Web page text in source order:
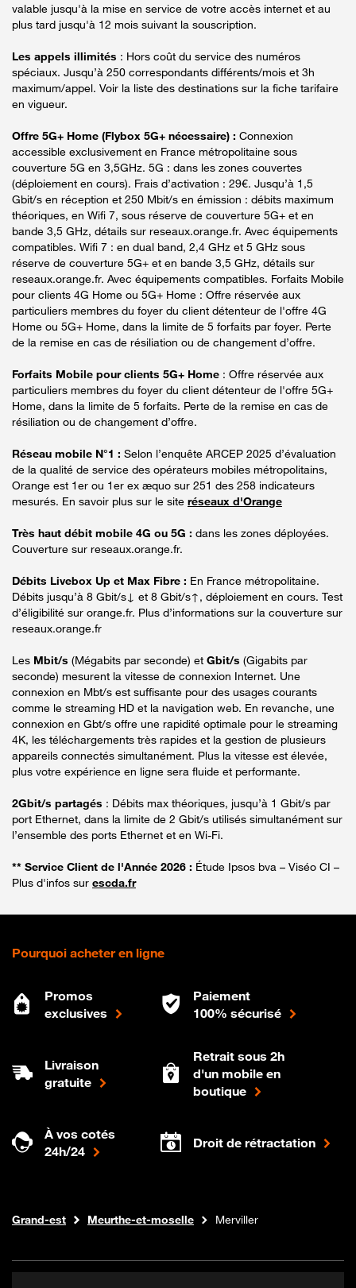
valable jusqu'à la mise en service de votre accès internet et au
plus tard jusqu'à 12 mois suivant la souscription.
Les appels illimités : Hors coût du service des numéros
spéciaux. Jusqu’à 250 correspondants différents/mois et 3h
maximum/appel. Voir la liste des destinations sur la fiche tarifaire
en vigueur.
Offre 5G+ Home (Flybox 5G+ nécessaire) : Connexion
accessible exclusivement en France métropolitaine sous
couverture 5G en 3,5GHz. 5G : dans les zones couvertes
(déploiement en cours). Frais d’activation : 29€. Jusqu’à 1,5
Gbit/s en réception et 250 Mbit/s en émission : débits maximum
théoriques, en Wifi 7, sous réserve de couverture 5G+ et en
bande 3,5 GHz, détails sur reseaux.orange.fr. Avec équipements
compatibles. Wifi 7 : en dual band, 2,4 GHz et 5 GHz sous
réserve de couverture 5G+ et en bande 3,5 GHz, détails sur
reseaux.orange.fr. Avec équipements compatibles. Forfaits Mobile
pour clients 4G Home ou 5G+ Home : Offre réservée aux
particuliers membres du foyer du client détenteur de l'offre 4G
Home ou 5G+ Home, dans la limite de 5 forfaits par foyer. Perte
de la remise en cas de résiliation ou de changement d’offre.
Forfaits Mobile pour clients 5G+ Home : Offre réservée aux
particuliers membres du foyer du client détenteur de l'offre 5G+
Home, dans la limite de 5 forfaits. Perte de la remise en cas de
résiliation ou de changement d’offre.
Réseau mobile N°1 : Selon l’enquête ARCEP 2025 d’évaluation
de la qualité de service des opérateurs mobiles métropolitains,
Orange est 1er ou 1er ex æquo sur 251 des 258 indicateurs
mesurés. En savoir plus sur le site réseaux d'Orange
Très haut débit mobile 4G ou 5G : dans les zones déployées.
Couverture sur reseaux.orange.fr.
Débits Livebox Up et Max Fibre : En France métropolitaine.
Débits jusqu’à 8 Gbit/s↓ et 8 Gbit/s↑, déploiement en cours. Test
d’éligibilité sur orange.fr. Plus d’informations sur la couverture sur
reseaux.orange.fr
Les Mbit/s (Mégabits par seconde) et Gbit/s (Gigabits par
seconde) mesurent la vitesse de connexion Internet. Une
connexion en Mbt/s est suffisante pour des usages courants
comme le streaming HD et la navigation web. En revanche, une
connexion en Gbt/s offre une rapidité optimale pour le streaming
4K, les téléchargements très rapides et la gestion de plusieurs
appareils connectés simultanément. Plus la vitesse est élevée,
plus votre expérience en ligne sera fluide et performante.
2Gbit/s partagés : Débits max théoriques, jusqu’à 1 Gbit/s par
port Ethernet, dans la limite de 2 Gbit/s utilisés simultanément sur
l’ensemble des ports Ethernet et en Wi-Fi.
** Service Client de l'Année 2026 : Étude Ipsos bva – Viséo CI –
Plus d'infos sur escda.fr
Pourquoi acheter en ligne
Promos
exclusives
Paiement
100% sécurisé
Livraison
gratuite
Retrait sous 2h
d'un mobile en
boutique
À vos cotés
24h/24
Droit de rétractation
Boutique Orange
Internet fibre
Grand-est Meurthe-et-moselle Merviller